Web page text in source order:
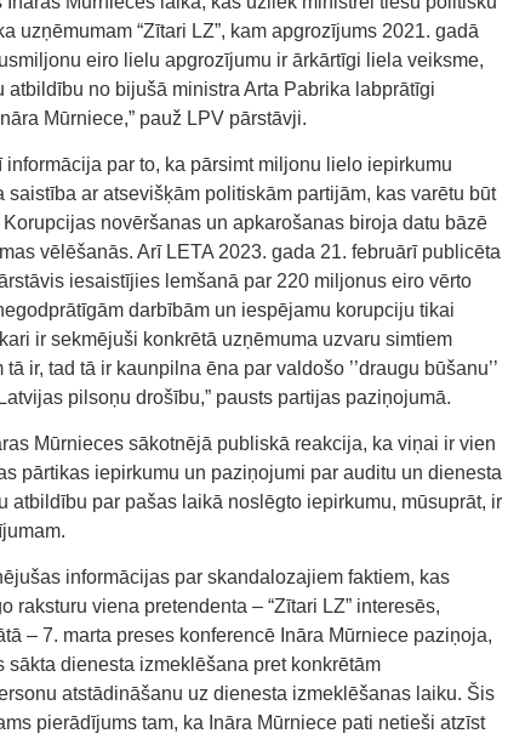
uzņēmumam “Zītari LZ”, kam apgrozījums 2021. gadā
eiro lielu apgrozījumu ir ārkārtīgi liela veiksme,
atbildību no bijušā ministra Arta Pabrika labprātīgi
Mūrniece,” pauž LPV pārstāvji.
par to, ka pārsimt miljonu lielo iepirkumu
ar atsevišķām politiskām partijām, kas varētu būt
novēršanas un apkarošanas biroja datu bāzē
vēlēšanās. Arī LETA 2023. gada 21. februārī publicēta
iesaistījies lemšanā par 220 miljonus eiro vērto
darbībām un iespējamu korupciju tikai
ir sekmējuši konkrētā uzņēmuma uzvaru simtiem
ir, tad tā ir kaunpilna ēna par valdošo ’’draugu būšanu’’
pilsoņu drošību,” pausts partijas paziņojumā.
Mūrnieces sākotnējā publiskā reakcija, ka viņai ir vien
pārtikas iepirkumu un paziņojumi par auditu un dienesta
atbildību par pašas laikā noslēgto iepirkumu, mūsuprāt, ir
informācijas par skandalozajiem faktiem, kas
raksturu viena pretendenta – “Zītari LZ” interesēs,
– 7. marta preses konferencē Ināra Mūrniece paziņoja,
dienesta izmeklēšana pret konkrētām
atstādināšanu uz dienesta izmeklēšanas laiku. Šis
pierādījums tam, ka Ināra Mūrniece pati netieši atzīst